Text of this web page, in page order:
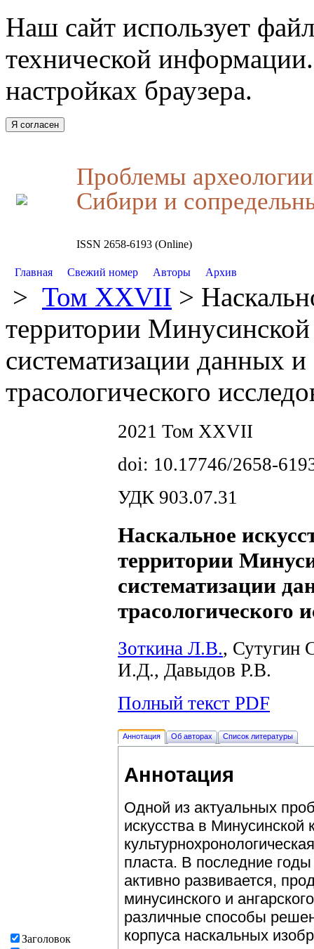
Наш сайт использует
технической
настройках браузера.
Я согласен
Проблемы
Сибири и
ISSN 2658-6193 (Online)
Главная Свежий номер Авторы Архив
> Том XXVII >
территории
систематизации данных
трасологического
Заголовок
2021 Том XXVII
doi: 10.17746/2658-
УДК 903.07.31
Наскальное
территории
систематизации
трасологического
Зоткина Л.В., Сутугин
И.Д., Давыдов Р.В.
Полный текст PDF
Аннотация Об авторах Список литературы
Аннотация
Одной из актуальных
искусства в Минусинской
пласта. В последние
активно развивается,
минусинского и
различные способы
корпуса наскальных